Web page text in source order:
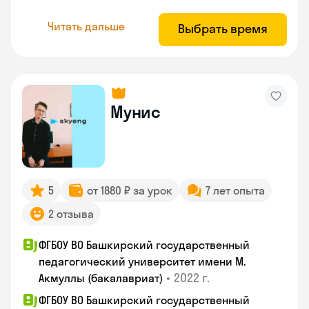
Читать дальше Выбрать время
Мунис
5 от 1880 ₽ за урок
7 лет опыта
2 отзыва
ФГБОУ ВО Башкирский государственный
педагогический университет имени М.
Акмуллы (бакалавриат) • 2022 г.
ФГБОУ ВО Башкирский государственный